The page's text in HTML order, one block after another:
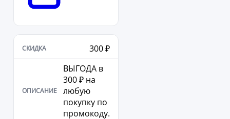
300 ₽
ВЫГОДА в
300 ₽ на
любую
покупку по
промокоду.